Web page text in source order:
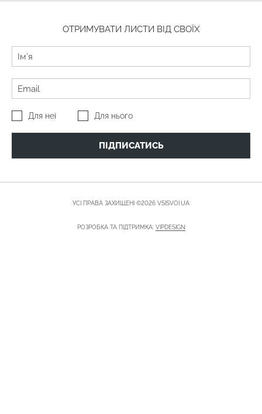
ОТРИМУВАТИ ЛИСТИ ВІД СВОЇХ
Для неї Для нього
ПІДПИСАТИСЬ
УСІ ПРАВА ЗАХИЩЕНІ ©2026 VSISVOI.UA
РОЗРОБКА ТА ПІДТРИМКА: VIPDESIGN